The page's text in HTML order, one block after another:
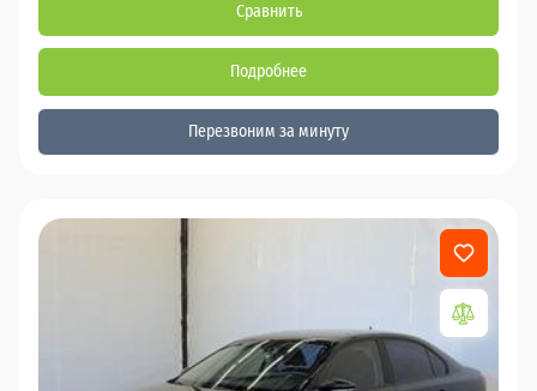
Сравнить
Подробнее
Перезвоним за минуту